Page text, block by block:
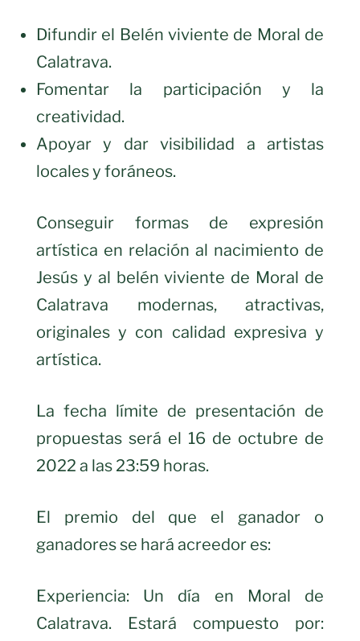
Difundir el Belén viviente de Moral de
Calatrava.
Fomentar la participación y la
creatividad.
Apoyar y dar visibilidad a artistas
locales y foráneos.
Conseguir formas de expresión
artística en relación al nacimiento de
Jesús y al belén viviente de Moral de
Calatrava modernas, atractivas,
originales y con calidad expresiva y
artística.
La fecha límite de presentación de
propuestas será el 16 de octubre de
2022 a las 23:59 horas.
El premio del que el ganador o
ganadores se hará acreedor es:
Experiencia: Un día en Moral de
Calatrava. Estará compuesto por: